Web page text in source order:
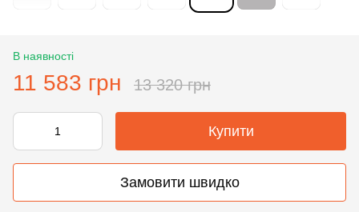
В наявності
11 583 грн 13 320 грн
Купити
Замовити швидко